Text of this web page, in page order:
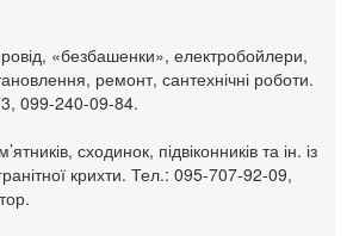
«безбашенки», електробойлери,
ремонт, сантехнічні роботи.
099-240-09-84.
сходинок, підвіконників та ін. із
крихти. Тел.: 095-707-92-09,